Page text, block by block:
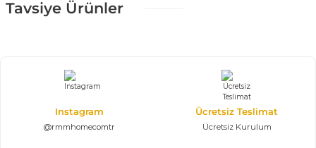
Tavsiye Ürünler
Instagram
@rmmhomecomtr
Ücretsiz Teslimat
Ücretsiz Kurulum